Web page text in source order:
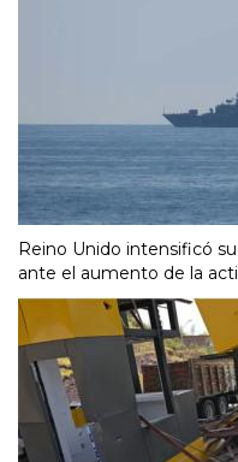
Reino Unido intensificó
ante el aumento de la